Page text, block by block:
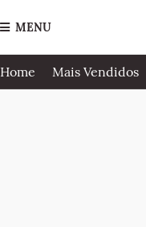
MENU
Home Mais Vendidos